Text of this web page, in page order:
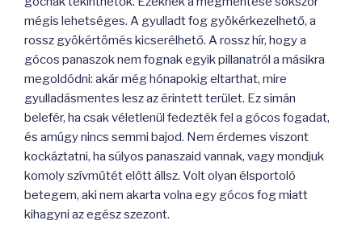
mégis lehetséges. A gyulladt fog gyökérkezelhető, a
rossz gyökértömés kicserélhető. A rossz hír, hogy a
gócos panaszok nem fognak egyik pillanatról a másikra
megoldódni: akár még hónapokig eltarthat, mire
gyulladásmentes lesz az érintett terület. Ez simán
belefér, ha csak véletlenül fedezték fel a gócos fogadat,
és amúgy nincs semmi bajod. Nem érdemes viszont
kockáztatni, ha súlyos panaszaid vannak, vagy mondjuk
komoly szívműtét előtt állsz. Volt olyan élsportoló
betegem, aki nem akarta volna egy gócos fog miatt
kihagyni az egész szezont.